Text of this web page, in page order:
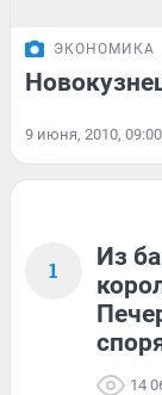
ЭКОНОМИКА
9 июня, 2010, 09:00
1
Из
14